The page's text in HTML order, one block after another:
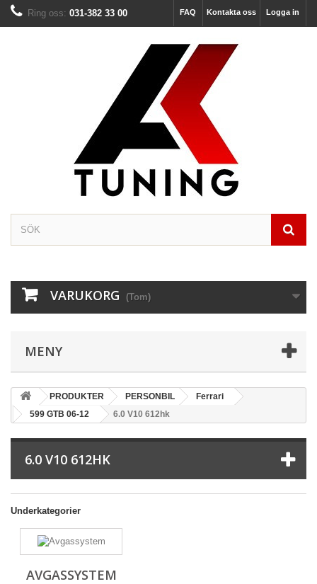
Logga in
Kontakta oss
FAQ
Ring oss: 031-382 33 00
VARUKORG (Tom)
MENY
PRODUKTER PERSONBIL
Ferrari
599 GTB 06-12
6.0 V10 612hk
6.0 V10 612HK
Underkategorier
AVGASSYSTEM